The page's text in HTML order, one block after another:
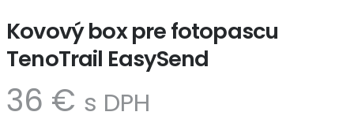
Kovový box pre fotopascu
TenoTrail EasySend
36 € s DPH